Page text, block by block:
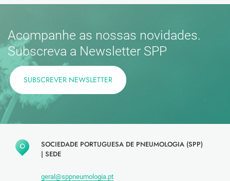
Acompanhe as nossas novidades.
Subscreva a Newsletter SPP
SUBSCREVER NEWSLETTER
SOCIEDADE PORTUGUESA DE PNEUMOLOGIA (SPP)
| SEDE
geral@sppneumologia.pt